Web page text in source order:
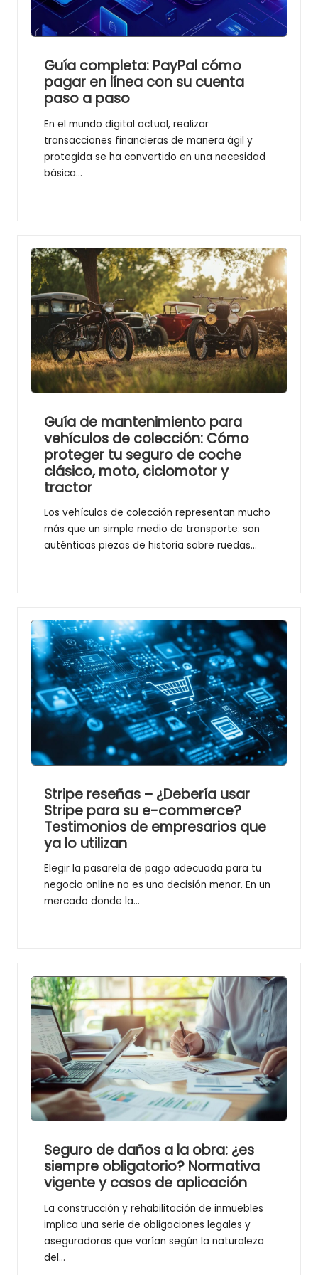
u
s
Guía completa: PayPal cómo
pagar en línea con su cuenta
paso a paso
En el mundo digital actual, realizar
transacciones financieras de manera ágil y
protegida se ha convertido en una necesidad
básica…
Guía de mantenimiento para
vehículos de colección: Cómo
proteger tu seguro de coche
clásico, moto, ciclomotor y
tractor
Los vehículos de colección representan mucho
más que un simple medio de transporte: son
auténticas piezas de historia sobre ruedas…
Stripe reseñas – ¿Debería usar
Stripe para su e-commerce?
Testimonios de empresarios que
ya lo utilizan
Elegir la pasarela de pago adecuada para tu
negocio online no es una decisión menor. En un
mercado donde la…
Seguro de daños a la obra: ¿es
siempre obligatorio? Normativa
vigente y casos de aplicación
La construcción y rehabilitación de inmuebles
implica una serie de obligaciones legales y
aseguradoras que varían según la naturaleza
del…